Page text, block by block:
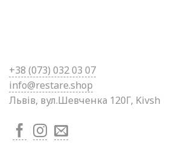
+38 (073) 032 03 07
info@restare.shop
Львів, вул.Шевченка 120Г, Kivsh